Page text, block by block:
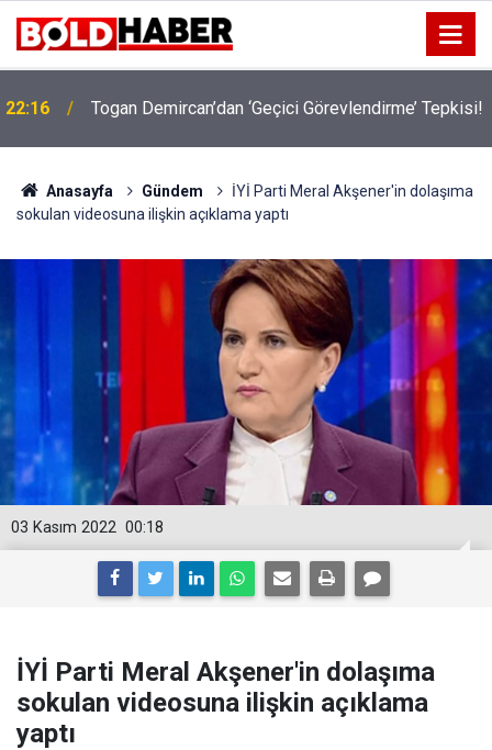
19:32 Sıcak Havalarda Ödem Şikayetini Hafife Almayın!
Anasayfa Gündem
İYİ Parti Meral Akşener'in dolaşıma
sokulan videosuna ilişkin açıklama yaptı
00:18
03 Kasım 2022
İYİ Parti Meral Akşener'in dolaşıma
sokulan videosuna ilişkin açıklama
yaptı